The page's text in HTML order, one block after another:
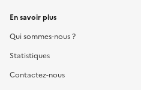
En savoir plus
Qui sommes-nous ?
Statistiques
Contactez-nous